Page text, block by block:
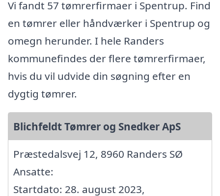
Vi fandt 57 tømrerfirmaer i Spentrup. Find
en tømrer eller håndværker i Spentrup og
omegn herunder. I hele Randers
kommunefindes der flere tømrerfirmaer,
hvis du vil udvide din søgning efter en
dygtig tømrer.
Blichfeldt Tømrer og Snedker ApS
Præstedalsvej 12, 8960 Randers SØ
Ansatte:
Startdato: 28. august 2023,